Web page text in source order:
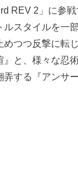
REV 2」に参戦
ルスタイルを一
つつ反撃に転
』と、様々な忍
弄する『アンサ